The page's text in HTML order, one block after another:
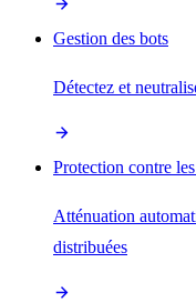
Gestion des bots
Détectez et
Protection contre
Atténuation
distribuées